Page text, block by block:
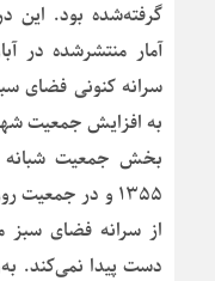
گرفته‌شده بود.
به افزایش جمعیت
بخش جمعیت شبانه
۱۳۵۵ و در
از سرانه فضای سبز
دست پیدا نمی‌کند.